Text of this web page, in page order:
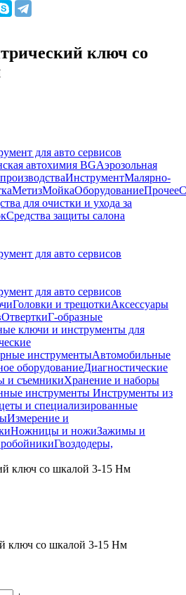
ключ со
для авто сервисов
автохимия BGАэрозольная
ИнструментМалярно-
МетизМойкаОборудованиеПрочее
для очистки и ухода за
Средства защиты салона
для авто сервисов
для авто сервисов
Головки и трещоткиАксессуары
ОтверткиГ-образные
ключи и инструменты для
инструментыАвтомобильные
оборудованиеДиагностические
и съемникиХранение и наборы
инструменты Инструменты из
и специализированные
Измерение и
Ножницы и ножиЗажимы и
Гвоздодеры,
ключ со шкалой 3-15 Нм
ключ со шкалой 3-15 Нм